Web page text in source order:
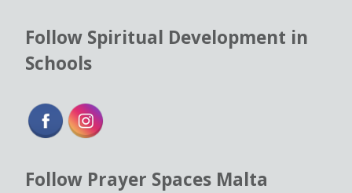
Follow Spiritual Development in
Schools
Follow Prayer Spaces Malta